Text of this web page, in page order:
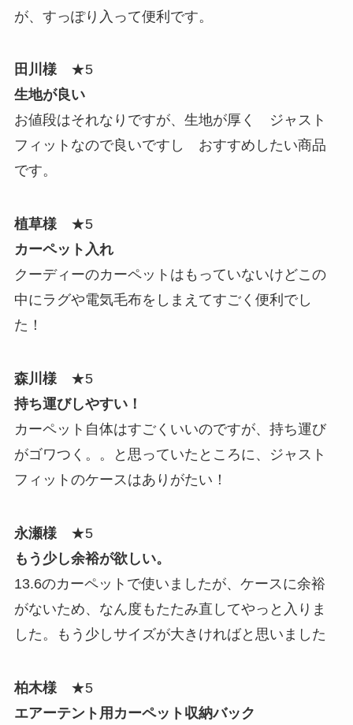
が、すっぽり入って便利です。
田川様★5
生地が良い
お値段はそれなりですが、生地が厚く ジャスト
フィットなので良いですし おすすめしたい商品
です。
植草様★5
カーペット入れ
クーディーのカーペットはもっていないけどこの
中にラグや電気毛布をしまえてすごく便利でし
た！
森川様★5
持ち運びしやすい！
カーペット自体はすごくいいのですが、持ち運び
がゴワつく。。と思っていたところに、ジャスト
フィットのケースはありがたい！
永瀬様★5
もう少し余裕が欲しい。
13.6のカーペットで使いましたが、ケースに余裕
がないため、なん度もたたみ直してやっと入りま
した。もう少しサイズが大きければと思いました
柏木様★5
エアーテント用カーペット収納バック